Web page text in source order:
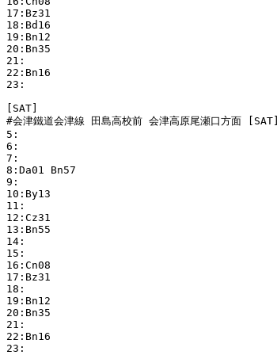
17:Bz31
18:Bd16
19:Bn12
20:Bn35
21:
22:Bn16
23:
[SAT]
#会津鐵道会津線 田島高校前 会津高原尾瀬口方面 [SAT]
5:
6:
7:
8:Da01 Bn57
9:
10:By13
11:
12:Cz31
13:Bn55
14:
15:
16:Cn08
17:Bz31
18:
19:Bn12
20:Bn35
21:
22:Bn16
23: